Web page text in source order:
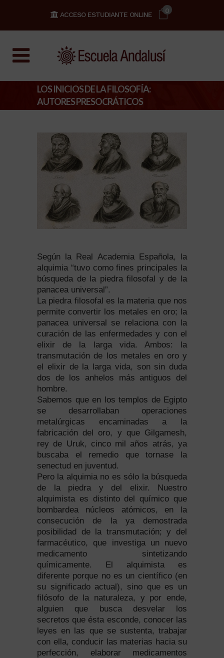
0
ACCESO ESTUDIANTE ONLINE
LOS INICIOS DE LA FILOSOFÍA:
AUTORES PRESOCRÁTICOS
Según la Real Academia Española, la
alquimia “tuvo como fines principales la
búsqueda de la piedra filosofal y de la
panacea universal”.
La piedra filosofal es la materia que nos
permite convertir los metales en oro; la
panacea universal se relaciona con la
curación de las enfermedades y con el
elixir de la larga vida. Ambos: la
transmutación de los metales en oro y
el elixir de la larga vida, son sin duda
dos de los anhelos más antiguos del
hombre.
Sabemos que en los templos de Egipto
se desarrollaban operaciones
metalúrgicas encaminadas a la
fabricación del oro, y que Gilgamesh,
rey de Uruk, cinco mil años atrás, ya
buscaba el remedio que tornase la
senectud en juventud.
Pero la alquimia no es sólo la búsqueda
de la piedra y del elixir. Nuestro
alquimista es distinto del químico que
bombardea núcleos atómicos, en la
consecución de la ya demostrada
posibilidad de la transmutación; y del
farmacéutico, que investiga un nuevo
medicamento sintetizando
químicamente. El alquimista es
diferente porque no es un científico (en
su significado actual), sino que es un
filósofo de la naturaleza, y por ende,
alguien que busca desvelar los
secretos que ésta esconde, conocer las
leyes en las que se sustenta, trabajar
con ella, conducir las materias hacia su
perfección, elaborar medicamentos